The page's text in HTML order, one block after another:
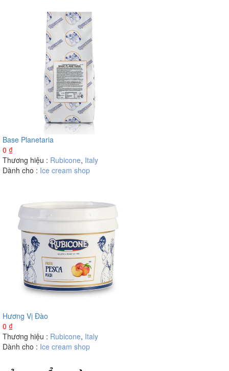
Base Planetaria
0 ₫
Thương hiệu : Rubicone, Italy
Dành cho : Ice cream shop
Hương Vị Đào
0 ₫
Thương hiệu : Rubicone, Italy
Dành cho : Ice cream shop